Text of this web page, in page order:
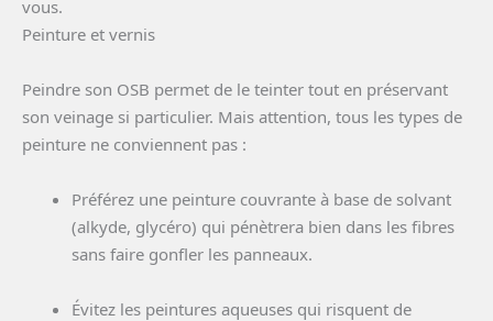
vous.
Peinture et vernis
Peindre son OSB permet de le teinter tout en préservant
son veinage si particulier. Mais attention, tous les types de
peinture ne conviennent pas :
Préférez une peinture couvrante à base de solvant
(alkyde, glycéro) qui pénètrera bien dans les fibres
sans faire gonfler les panneaux.
Évitez les peintures aqueuses qui risquent de